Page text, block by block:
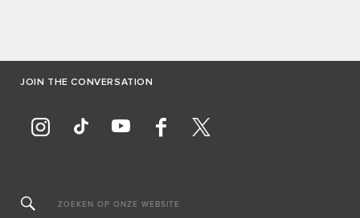
JOIN THE CONVERSATION
ZOEKEN OP ONZE WEBSITE